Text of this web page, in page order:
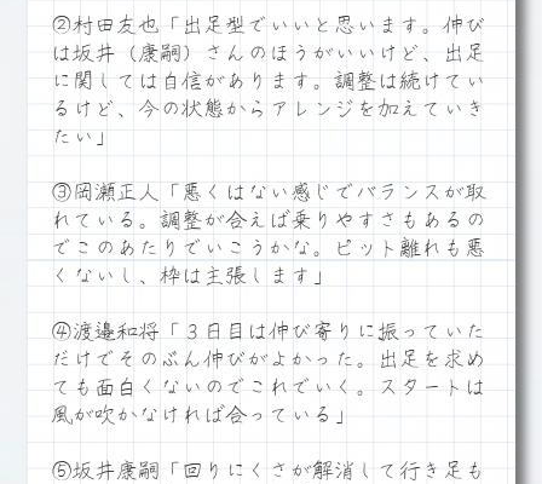
②村田友也「出足型でいいと思います。伸び
は坂井（康嗣）さんのほうがいいけど、出足
に関しては自信があります。調整は続けてい
るけど、今の状態からアレンジを加えていき
たい」
③岡瀬正人「悪くはない感じでバランスが取
れている。調整が合えば乗りやすさもあるの
でこのあたりでいこうかな。ピット離れも悪
くないし、枠は主張します」
④渡邉和将「３日目は伸び寄りに振っていた
だけでそのぶん伸びがよかった。出足を求め
ても面白くないのでこれでいく。スタートは
風が吹かなければ合っている」
⑤坂井康嗣「回りにくさが解消して行き足も